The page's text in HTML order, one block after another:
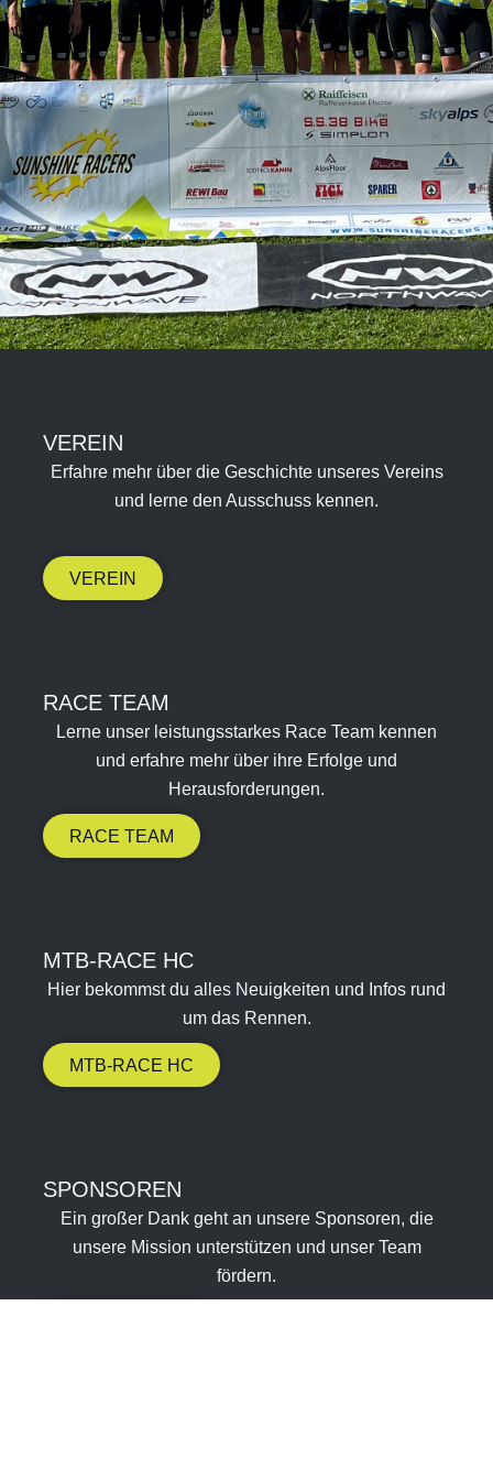
VEREIN
Erfahre mehr über die Geschichte unseres Vereins
und lerne den Ausschuss kennen.
VEREIN
RACE TEAM​
Lerne unser leistungsstarkes Race Team kennen
und erfahre mehr über ihre Erfolge und
Herausforderungen.
RACE TEAM
MTB-RACE HC
Hier bekommst du alles Neuigkeiten und Infos rund
um das Rennen.
MTB-RACE HC
SPONSOREN​
Ein großer Dank geht an unsere Sponsoren, die
unsere Mission unterstützen und unser Team
fördern.